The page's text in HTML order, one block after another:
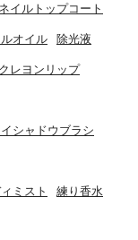
ネイルトップコート
オイル 除光液
クレヨンリップ
シャドウブラシ
ミスト 練り香水